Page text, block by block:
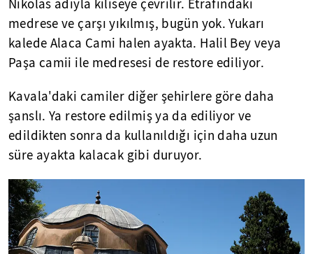
Nikolas adıyla kiliseye çevrilir. Etrafındaki
medrese ve çarşı yıkılmış, bugün yok. Yukarı
kalede Alaca Cami halen ayakta. Halil Bey veya
Paşa camii ile medresesi de restore ediliyor.
Kavala'daki camiler diğer şehirlere göre daha
şanslı. Ya restore edilmiş ya da ediliyor ve
edildikten sonra da kullanıldığı için daha uzun
süre ayakta kalacak gibi duruyor.